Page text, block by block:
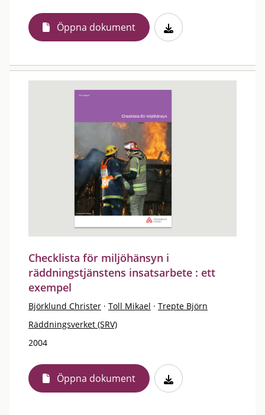
Öppna dokument
Checklista för miljöhänsyn i
räddningstjänstens insatsarbete : ett
exempel
Björklund Christer · Toll Mikael · Trepte Björn
Räddningsverket (SRV)
2004
Öppna dokument